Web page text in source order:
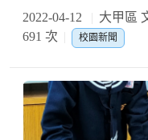
2022-04-12 大甲區
691 次
校園新聞